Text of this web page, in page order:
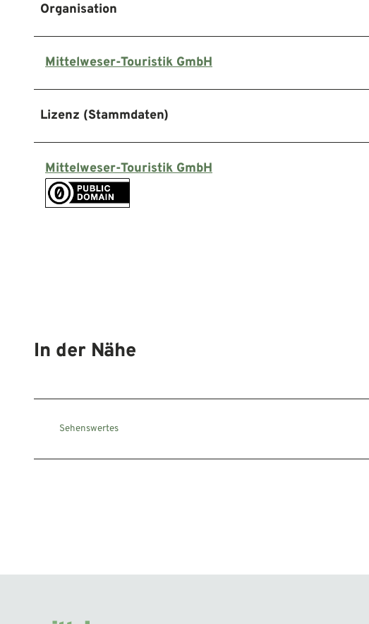
Organisation
Mittelweser-Touristik GmbH
Lizenz (Stammdaten)
Mittelweser-Touristik GmbH
In der Nähe
Sehenswertes